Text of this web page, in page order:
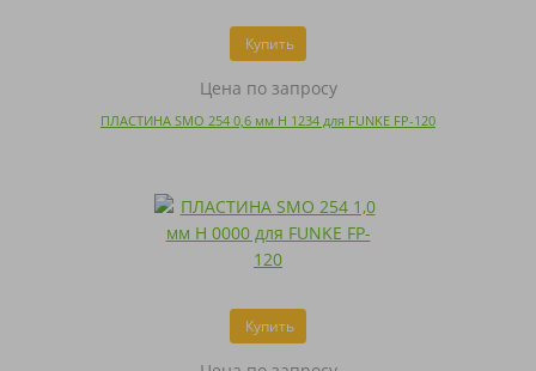
Купить
Цена по запросу
ПЛАСТИНА SMO 254 0,6 мм H 1234 для FUNKE FP-120
Купить